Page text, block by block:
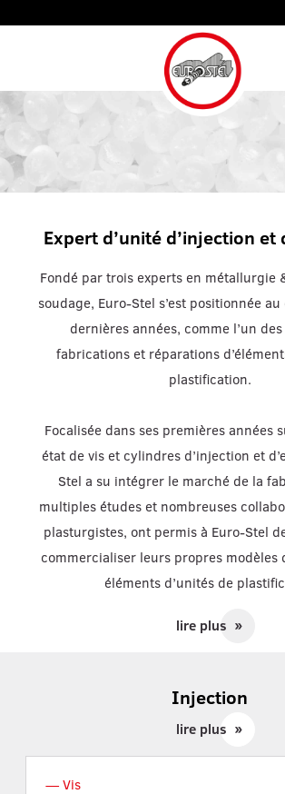
Expert d’unité d’injection
Fondé par trois experts en métallurgie
soudage, Euro-Stel s’est positionnée
dernières années, comme l’un
fabrications et réparations
plastification.
Focalisée dans ses premières années
état de vis et cylindres d’injection et
Stel a su intégrer le marché de la
multiples études et nombreuses
plasturgistes, ont permis à Euro-Stel
commercialiser leurs propres modèles
éléments d’unités de
lire plus double_arrow
Injection
lire plus double_arrow
Vis